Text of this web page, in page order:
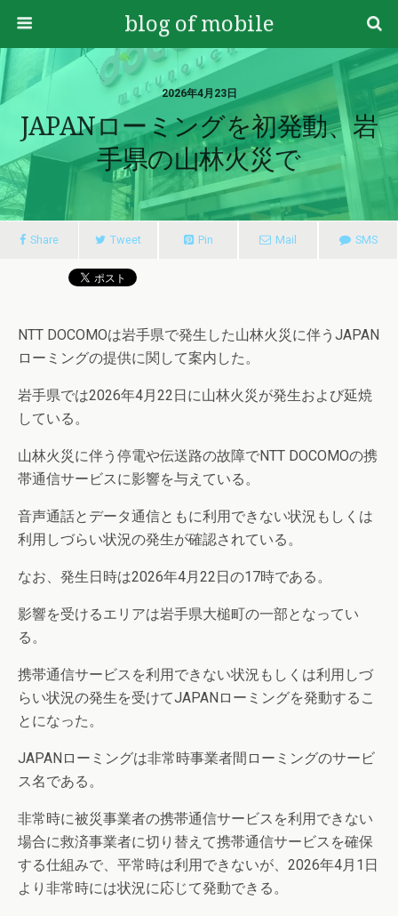
blog of mobile
2026年4月23日
JAPANローミングを初発動、岩
手県の山林火災で
Share Tweet Pin Mail SMS
NTT DOCOMOは岩手県で発生した山林火災に伴うJAPAN
ローミングの提供に関して案内した。
岩手県では2026年4月22日に山林火災が発生および延焼
している。
山林火災に伴う停電や伝送路の故障でNTT DOCOMOの携
帯通信サービスに影響を与えている。
音声通話とデータ通信ともに利用できない状況もしくは
利用しづらい状況の発生が確認されている。
なお、発生日時は2026年4月22日の17時である。
影響を受けるエリアは岩手県大槌町の一部となってい
る。
携帯通信サービスを利用できない状況もしくは利用しづ
らい状況の発生を受けてJAPANローミングを発動するこ
とになった。
JAPANローミングは非常時事業者間ローミングのサービ
ス名である。
非常時に被災事業者の携帯通信サービスを利用できない
場合に救済事業者に切り替えて携帯通信サービスを確保
する仕組みで、平常時は利用できないが、2026年4月1日
より非常時には状況に応じて発動できる。